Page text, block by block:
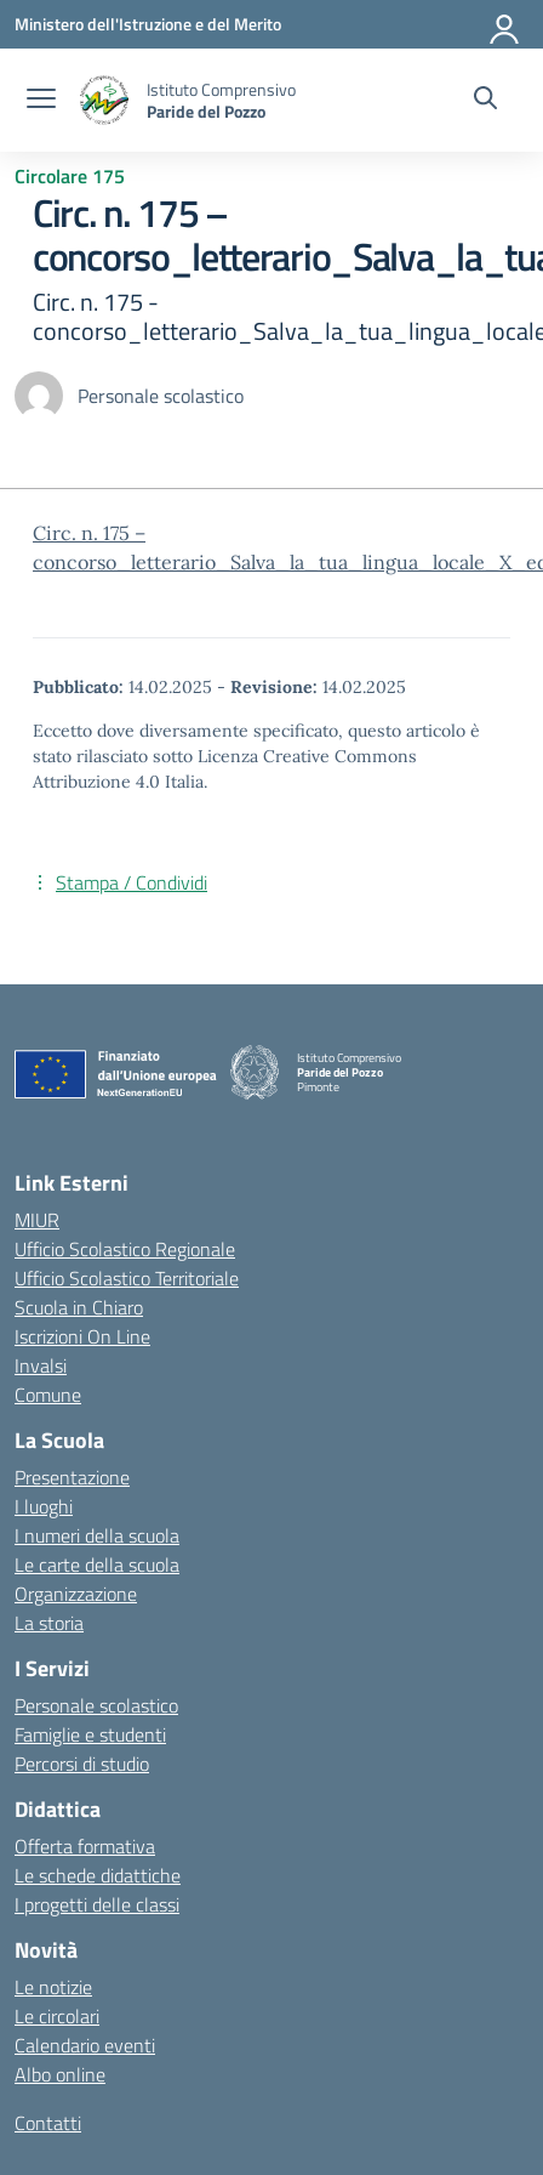
Vai ai contenuti
Vai al menu di navigazione
Vai al footer
Ministero dell'Istruzione e del Merito
Istituto Comprensivo
Paride del Pozzo
Circolare 175
Circ. n. 175 –
Circ. n. 175 -
Personale scolastico
Circ. n. 175 –
Pubblicato: 14.02.2025 - Revisione: 14.02.2025
Eccetto dove diversamente specificato, questo articolo è
stato rilasciato sotto Licenza Creative Commons
Attribuzione 4.0 Italia.
Stampa / Condividi
Istituto Comprensivo
Paride del Pozzo
Pimonte
Link Esterni
MIUR
Ufficio Scolastico Regionale
Ufficio Scolastico Territoriale
Scuola in Chiaro
Iscrizioni On Line
Invalsi
Comune
La Scuola
Presentazione
I luoghi
I numeri della scuola
Le carte della scuola
Organizzazione
La storia
I Servizi
Personale scolastico
Famiglie e studenti
Percorsi di studio
Didattica
Offerta formativa
Le schede didattiche
I progetti delle classi
Novità
Le notizie
Le circolari
Calendario eventi
Albo online
Contatti